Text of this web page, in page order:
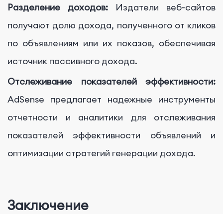
Разделение доходов: Издатели веб-сайтов
получают долю дохода, полученного от кликов
по объявлениям или их показов, обеспечивая
источник пассивного дохода.
Отслеживание показателей эффективности:
AdSense предлагает надежные инструменты
отчетности и аналитики для отслеживания
показателей эффективности объявлений и
оптимизации стратегий генерации дохода.
Заключение